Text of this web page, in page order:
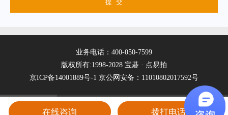
业务电话：400-050-7599
版权所有:1998-2028 宝碁 · 点易拍
京ICP备14001889号-1 京公网安备：11010802017592号
在线咨询 拨打电话